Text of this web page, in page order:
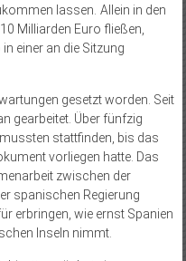
lassen. Allein in den
Milliarden Euro fließen,
einer an die Sitzung
gesetzt worden. Seit
gearbeitet. Über fünfzig
stattfinden, bis das
vorliegen hatte. Das
zwischen der
spanischen Regierung
erbringen, wie ernst Spanien
Inseln nimmt.